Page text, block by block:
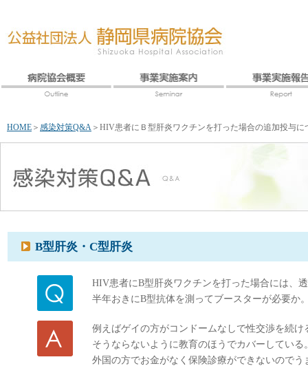
HOME ＞ 感染対策Q&A ＞ HIV患者にＢ型肝炎ワクチンを打った場合の追加投与に
B型肝炎・C型肝炎
HIV患者にB型肝炎ワクチンを打った場合には、
半年おきにB型抗体を測ってブースターが必要か
例えばゲイの方がコンドームなしで性交渉を続け
そうならないように教育のほうでカバーしている
外国の方でお金がなく保険診療ができないのでう